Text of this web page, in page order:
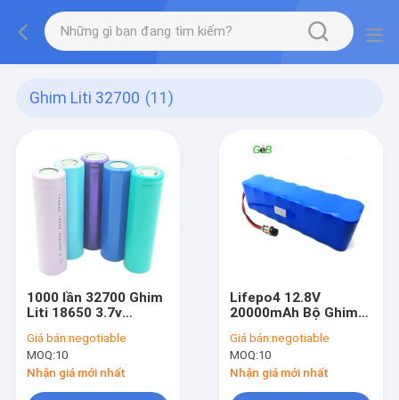
Ghim Liti 32700 (11)
1000 lần 32700 Ghim
Liti 18650 3.7v
Ghim Cell
Giá bán:negotiable
MOQ:10
Nhận giá mới nhất
Lifepo4 12.8V
20000mAh Bộ Ghim
sạc lại
Giá bán:negotiable
MOQ:10
Nhận giá mới nhất